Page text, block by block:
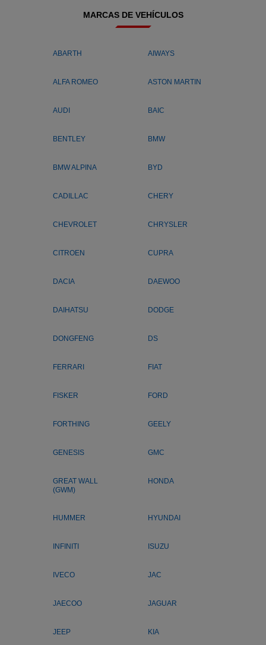
MARCAS DE VEHÍCULOS
ABARTH AIWAYS
ALFA ROMEO ASTON MARTIN
AUDI BAIC
BENTLEY BMW
BMW ALPINA BYD
CADILLAC CHERY
CHEVROLET CHRYSLER
CITROEN CUPRA
DACIA DAEWOO
DAIHATSU DODGE
DONGFENG DS
FERRARI FIAT
FISKER FORD
FORTHING GEELY
GENESIS GMC
GREAT WALL
(GWM)
HONDA
HUMMER HYUNDAI
INFINITI ISUZU
IVECO JAC
JAECOO JAGUAR
JEEP KIA